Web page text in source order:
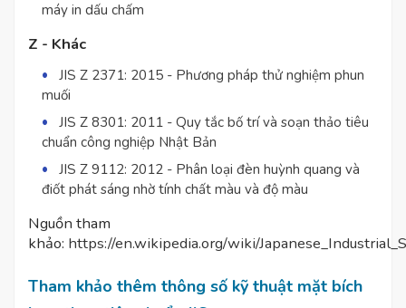
máy in dấu chấm
Z - Khác
JIS Z 2371: 2015 - Phương pháp thử nghiệm phun
muối
JIS Z 8301: 2011 - Quy tắc bố trí và soạn thảo tiêu
chuẩn công nghiệp Nhật Bản
JIS Z 9112: 2012 - Phân loại đèn huỳnh quang và
điốt phát sáng nhờ tính chất màu và độ màu
Nguồn tham
khảo: https://en.wikipedia.org/wiki/
Tham khảo thêm thông số kỹ thuật mặt bích